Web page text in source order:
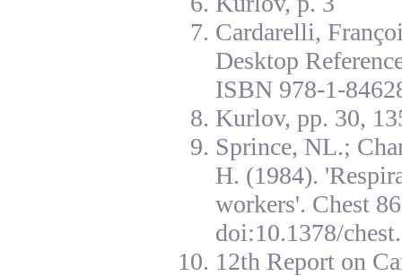
Cardarelli,
Desktop
ISBN 978-1-
Kurlov, pp. 30,
Sprince, NL.;
H. (1984).
workers'. Chest
doi:10.1378/
12th Report on